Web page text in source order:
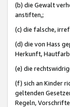
(b) die Gewalt
anstiften,;
(c) die falsche,
(d) die von Hass
Herkunft,
(e) die
(f) sich an Kinder
geltenden
Regeln,